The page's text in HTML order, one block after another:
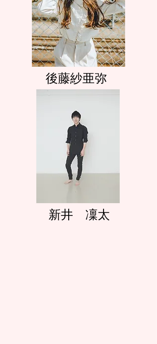
​後藤紗亜弥
​新井 凜太